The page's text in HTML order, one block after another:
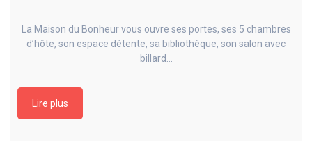
La Maison du Bonheur vous ouvre ses portes, ses 5 chambres
d’hôte, son espace détente, sa bibliothèque, son salon avec
billard…
Lire plus